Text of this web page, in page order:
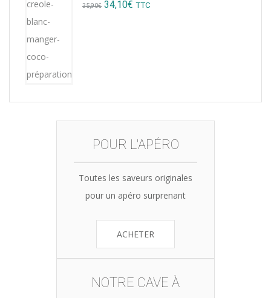
35,90€ Original
34,10€ Current
TTC
POUR L'APÉRO
Toutes les saveurs originales
pour un apéro surprenant
ACHETER
NOTRE CAVE À